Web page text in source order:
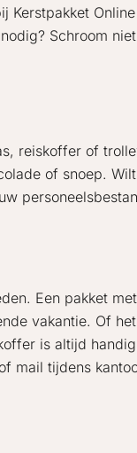
Kerstpakket
Schroom
reiskoffer of
of snoep.
Een pakket
vakantie. Of
is altijd
mail tijdens